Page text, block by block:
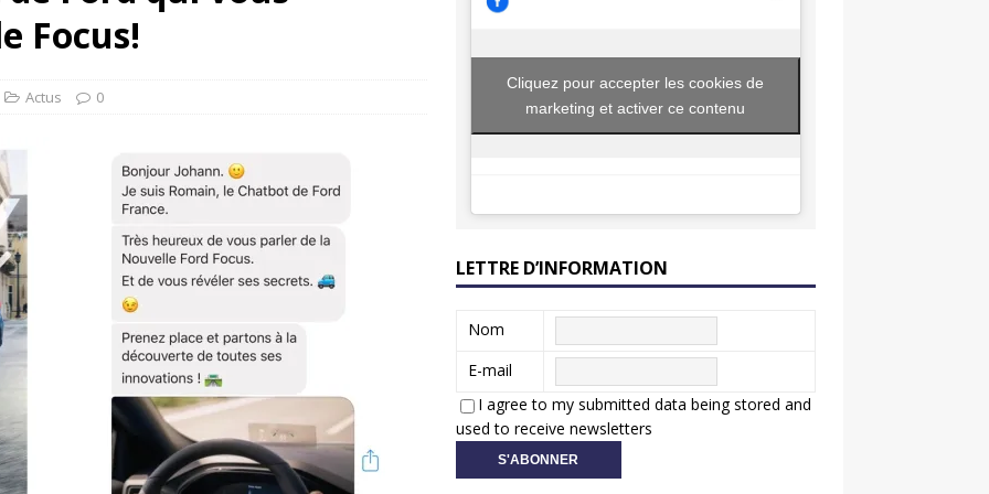
: Oui, les français vont parfois trop loin.
Focus!
Actus 0
Cliquez pour accepter les cookies de
marketing et activer ce contenu
LETTRE D’INFORMATION
Nom
E-mail
I agree to my submitted data being stored and
used to receive newsletters